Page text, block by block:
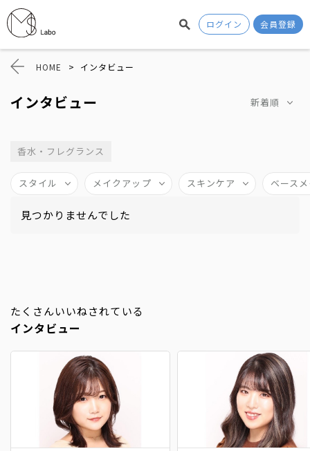
ログイン 会員登録
HOME > インタビュー
インタビュー 新着順
香水・フレグランス
スタイル メイクアップ スキンケア ベース
見つかりませんでした
たくさんいいねされている
インタビュー